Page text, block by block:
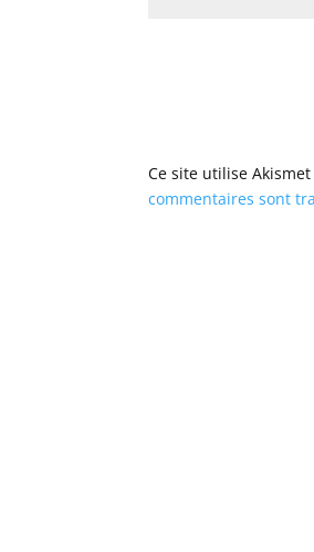
Ce site utilise
commentaires sont